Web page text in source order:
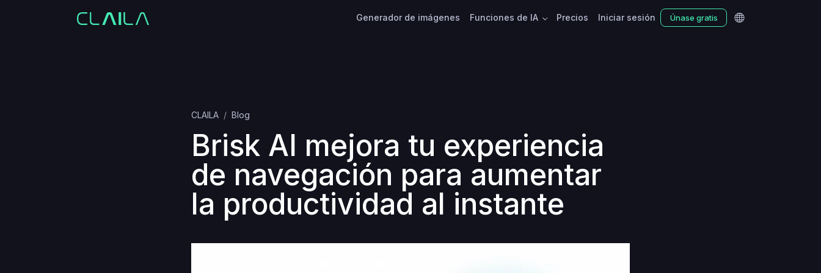
Generador de imágenes Funciones de IA Precios Iniciar sesión Únase gratis
CLAILA Blog
Brisk AI mejora tu experiencia
de navegación para aumentar
la productividad al instante